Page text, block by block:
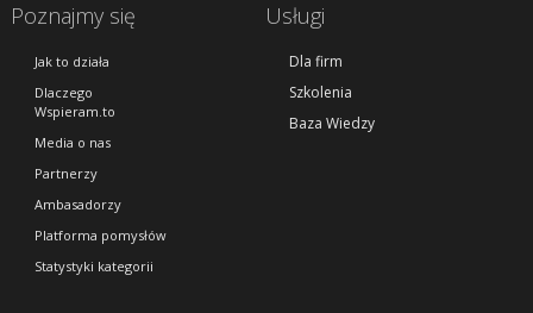
Poznajmy się
Jak to działa
Dlaczego
Wspieram.to
Media o nas
Partnerzy
Ambasadorzy
Platforma pomysłów
Statystyki kategorii
Usługi
Dla firm
Szkolenia
Baza Wiedzy